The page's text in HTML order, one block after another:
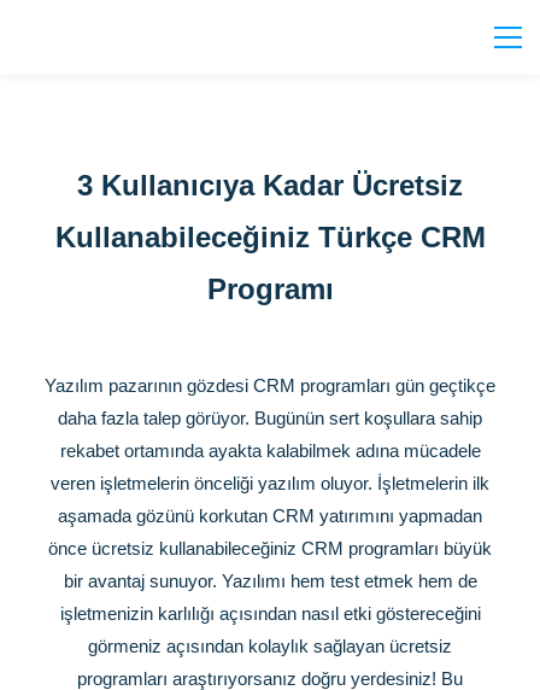
3 Kullanıcıya Kadar Ücretsiz
Kullanabileceğiniz Türkçe CRM
Programı
Yazılım pazarının gözdesi CRM programları gün geçtikçe
daha fazla talep görüyor. Bugünün sert koşullara sahip
rekabet ortamında ayakta kalabilmek adına mücadele
veren işletmelerin önceliği yazılım oluyor. İşletmelerin ilk
aşamada gözünü korkutan CRM yatırımını yapmadan
önce ücretsiz kullanabileceğiniz CRM programları büyük
bir avantaj sunuyor. Yazılımı hem test etmek hem de
işletmenizin karlılığı açısından nasıl etki göstereceğini
görmeniz açısından kolaylık sağlayan ücretsiz
programları araştırıyorsanız doğru yerdesiniz! Bu